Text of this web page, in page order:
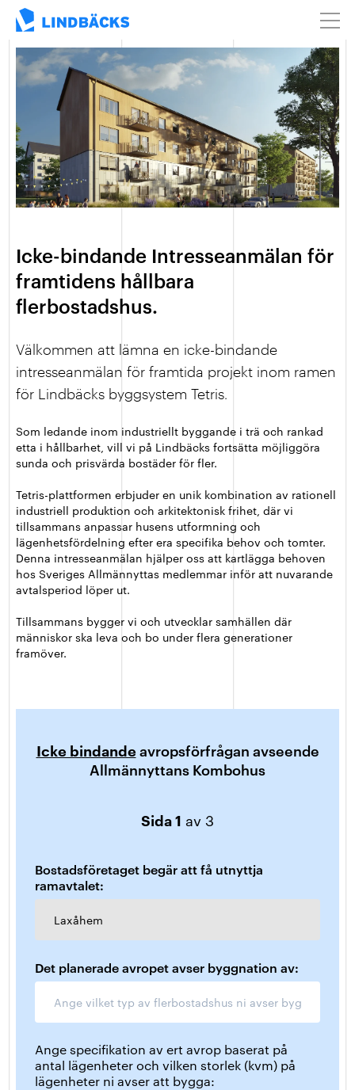
Icke-bindande Intresseanmälan för
framtidens hållbara
flerbostadshus.
Välkommen att lämna en icke-bindande
intresseanmälan för framtida projekt inom ramen
för Lindbäcks byggsystem Tetris.
Som ledande inom industriellt byggande i trä och rankad
etta i hållbarhet, vill vi på Lindbäcks fortsätta möjliggöra
sunda och prisvärda bostäder för fler.
Tetris-plattformen erbjuder en unik kombination av rationell
industriell produktion och arkitektonisk frihet, där vi
tillsammans anpassar husens utformning och
lägenhetsfördelning efter era specifika behov och tomter.
Denna intresseanmälan hjälper oss att kartlägga behoven
hos Sveriges Allmännyttas medlemmar inför att nuvarande
avtalsperiod löper ut.
Tillsammans bygger vi och utvecklar samhällen där
människor ska leva och bo under flera generationer
framöver.
Icke bindande avropsförfrågan avseende
Allmännyttans Kombohus
Sida 1 av 3
Bostadsföretaget begär att få utnyttja
ramavtalet:
Laxåhem
Det planerade avropet avser byggnation av:
Ange specifikation av ert avrop baserat på
antal lägenheter och vilken storlek (kvm) på
lägenheter ni avser att bygga: